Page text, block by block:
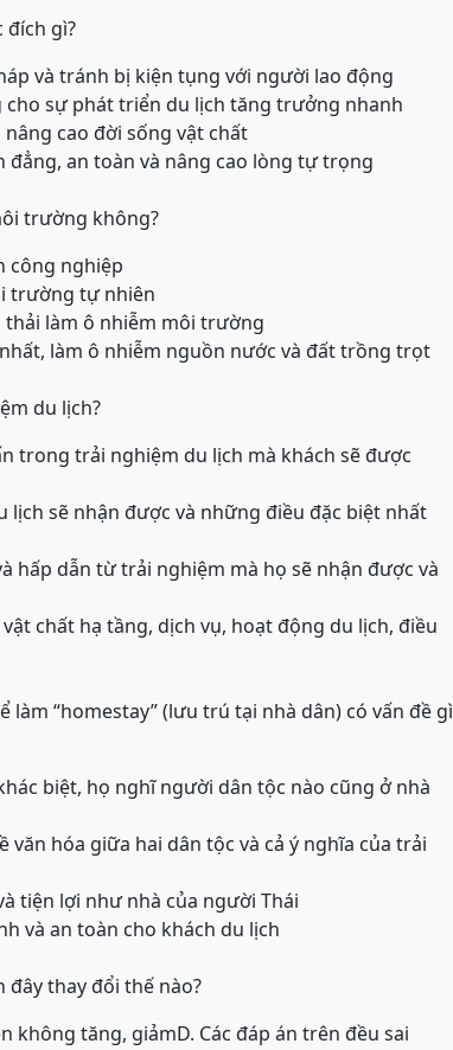
đích gì?
và tránh bị kiện tụng với người lao động
cho sự phát triển du lịch tăng trưởng nhanh
cao đời sống vật chất
an toàn và nâng cao lòng tự trọng
trường không?
công nghiệp
trường tự nhiên
thải làm ô nhiễm môi trường
làm ô nhiễm nguồn nước và đất trồng trọt
du lịch?
trong trải nghiệm du lịch mà khách sẽ được
sẽ nhận được và những điều đặc biệt nhất
hấp dẫn từ trải nghiệm mà họ sẽ nhận được và
chất hạ tầng, dịch vụ, hoạt động du lịch, điều
làm “homestay” (lưu trú tại nhà dân) có vấn đề gì
biệt, họ nghĩ người dân tộc nào cũng ở nhà
văn hóa giữa hai dân tộc và cả ý nghĩa của trải
tiện lợi như nhà của người Thái
và an toàn cho khách du lịch
đây thay đổi thế nào?
không tăng, giảmD. Các đáp án trên đều sai